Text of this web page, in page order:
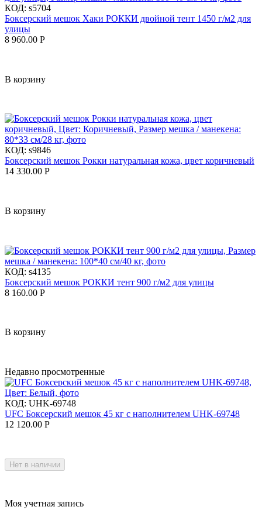
КОД: s5704
Боксерский мешок Хаки РОККИ двойной тент 1450 г/м2 для
улицы
8 960.00 Р
В корзину
КОД: s9846
Боксерский мешок Рокки натуральная кожа, цвет коричневый
14 330.00 Р
В корзину
КОД: s4135
Боксерский мешок РОККИ тент 900 г/м2 для улицы
8 160.00 Р
В корзину
Недавно просмотренные
КОД: UHK-69748
UFC Боксерский мешок 45 кг с наполнителем UHK-69748
12 120.00 Р
Нет в наличии
Моя учетная запись